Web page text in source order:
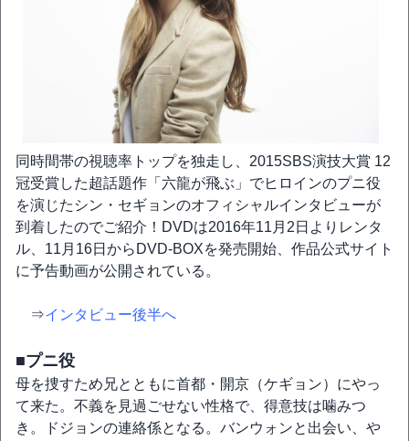
同時間帯の視聴率トップを独走し、2015SBS演技大賞 12
冠受賞した超話題作「六龍が飛ぶ」でヒロインのプニ役
を演じたシン・セギョンのオフィシャルインタビューが
到着したのでご紹介！DVDは2016年11月2日よりレンタ
ル、11月16日からDVD-BOXを発売開始、作品公式サイト
に予告動画が公開されている。
⇒インタビュー後半へ
■プニ役
母を捜すため兄とともに首都・開京（ケギョン）にやっ
て来た。不義を見過ごせない性格で、得意技は噛みつ
き。ドジョンの連絡係となる。バンウォンと出会い、や